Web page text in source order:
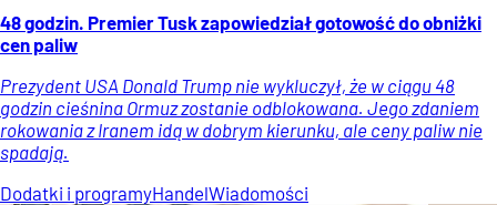
48 godzin. Premier Tusk zapowiedział gotowość do obniżki
cen paliw
Prezydent USA Donald Trump nie wykluczył, że w ciągu 48
godzin cieśnina Ormuz zostanie odblokowana. Jego zdaniem
rokowania z Iranem idą w dobrym kierunku, ale ceny paliw nie
spadają.
Dodatki i programyHandelWiadomości